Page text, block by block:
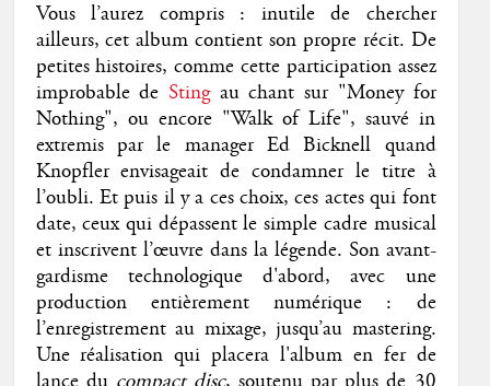
Vous l’aurez compris : inutile de chercher
ailleurs, cet album contient son propre récit. De
petites histoires, comme cette participation assez
improbable de Stingau chant sur "Money for
Nothing", ou encore "Walk of Life", sauvé in
extremis par le manager Ed Bicknell quand
Knopfler envisageait de condamner le titre à
l’oubli. Et puis il y a ces choix, ces actes qui font
date, ceux qui dépassent le simple cadre musical
et inscrivent l’œuvre dans la légende. Son avant-
gardisme technologique d'abord, avec une
production entièrement numérique : de
l’enregistrement au mixage, jusqu’au mastering.
Une réalisation qui placera l'album en fer de